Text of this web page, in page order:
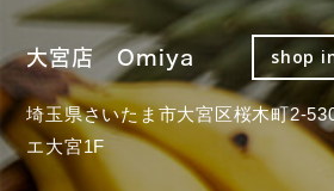
大宮店 Omiya shop
埼玉県さいたま市大宮区桜木町2-
エ大宮1F